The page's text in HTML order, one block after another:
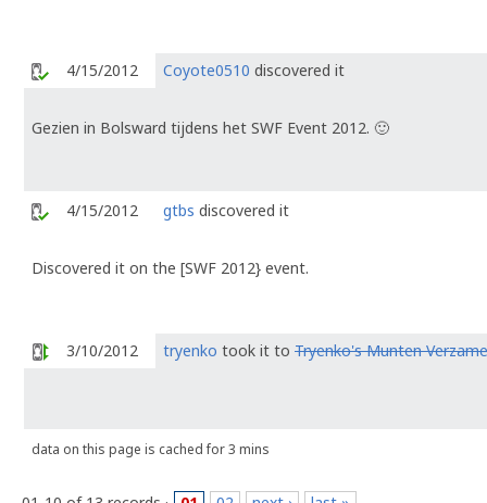
4/15/2012 Coyote0510 discovered it
Gezien in Bolsward tijdens het SWF Event 2012. 🙂
4/15/2012 gtbs discovered it
Discovered it on the [SWF 2012} event.
3/10/2012 tryenko took it to Tryenko's Munten
data on this page is cached for 3 mins